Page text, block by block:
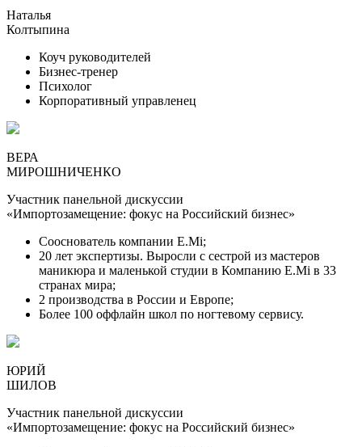
Наталья
Колтыпина
Коуч руководителей
Бизнес-тренер
Психолог
Корпоративный управленец
ВЕРА
МИРОШНИЧЕНКО
Участник панельной дискуссии
«Импортозамещение: фокус на Российский бизнес»
Сооснователь компании E.Mi;
20 лет экспертизы. Выросли с сестрой из мастеров
маникюра и маленькой студии в Компанию E.Mi в 33
странах мира;
2 производства в России и Европе;
Более 100 оффлайн школ по ногтевому сервису.
ЮРИЙ
ШИЛОВ
Участник панельной дискуссии
«Импортозамещение: фокус на Российский бизнес»